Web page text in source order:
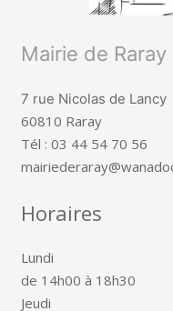
Mairie de Raray
7 rue Nicolas de Lancy
60810 Raray
Tél : 03 44 54 70 56
Horaires
Lundi
de 14h00 à 18h30
Jeudi